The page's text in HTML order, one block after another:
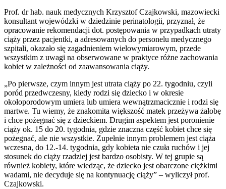
Prof. dr hab. nauk medycznych Krzysztof Czajkowski, mazowiecki
konsultant wojewódzki w dziedzinie perinatologii, przyznał, że
opracowanie rekomendacji dot. postępowania w przypadkach utraty
ciąży przez pacjentki, a adresowanych do personelu medycznego
szpitali, okazało się zagadnieniem wielowymiarowym, przede
wszystkim z uwagi na obserwowane w praktyce różne zachowania
kobiet w zależności od zaawansowania ciąży.
„Po pierwsze, czym innym jest utrata ciąży po 22. tygodniu, czyli
poród przedwczesny, kiedy rodzi się dziecko i w okresie
okołoporodowym umiera lub umiera wewnątrzmacicznie i rodzi się
martwe. Tu wiemy, że znakomita większość matek przeżywa żałobę
i chce pożegnać się z dzieckiem. Drugim aspektem jest poronienie
ciąży ok. 15 do 20. tygodnia, gdzie znaczna część kobiet chce się
pożegnać, ale nie wszystkie. Zupełnie innym problemem jest ciąża
wczesna, do 12.-14. tygodnia, gdy kobieta nie czuła ruchów i jej
stosunek do ciąży rzadziej jest bardzo osobisty. W tej grupie są
również kobiety, które wiedząc, że dziecko jest obarczone ciężkimi
wadami, nie decyduje się na kontynuację ciąży” – wyliczył prof.
Czajkowski.